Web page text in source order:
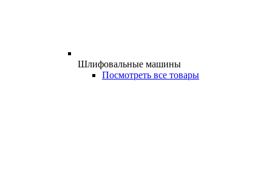
Шлифовальные машины
Посмотреть все товары